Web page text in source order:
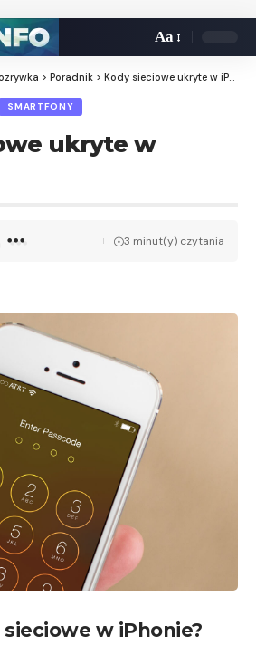
Aa
> Poradnik > Kody sieciowe ukryte w iPhonie
SMARTFONY
ukryte w
3 minut(y) czytania
w iPhonie?